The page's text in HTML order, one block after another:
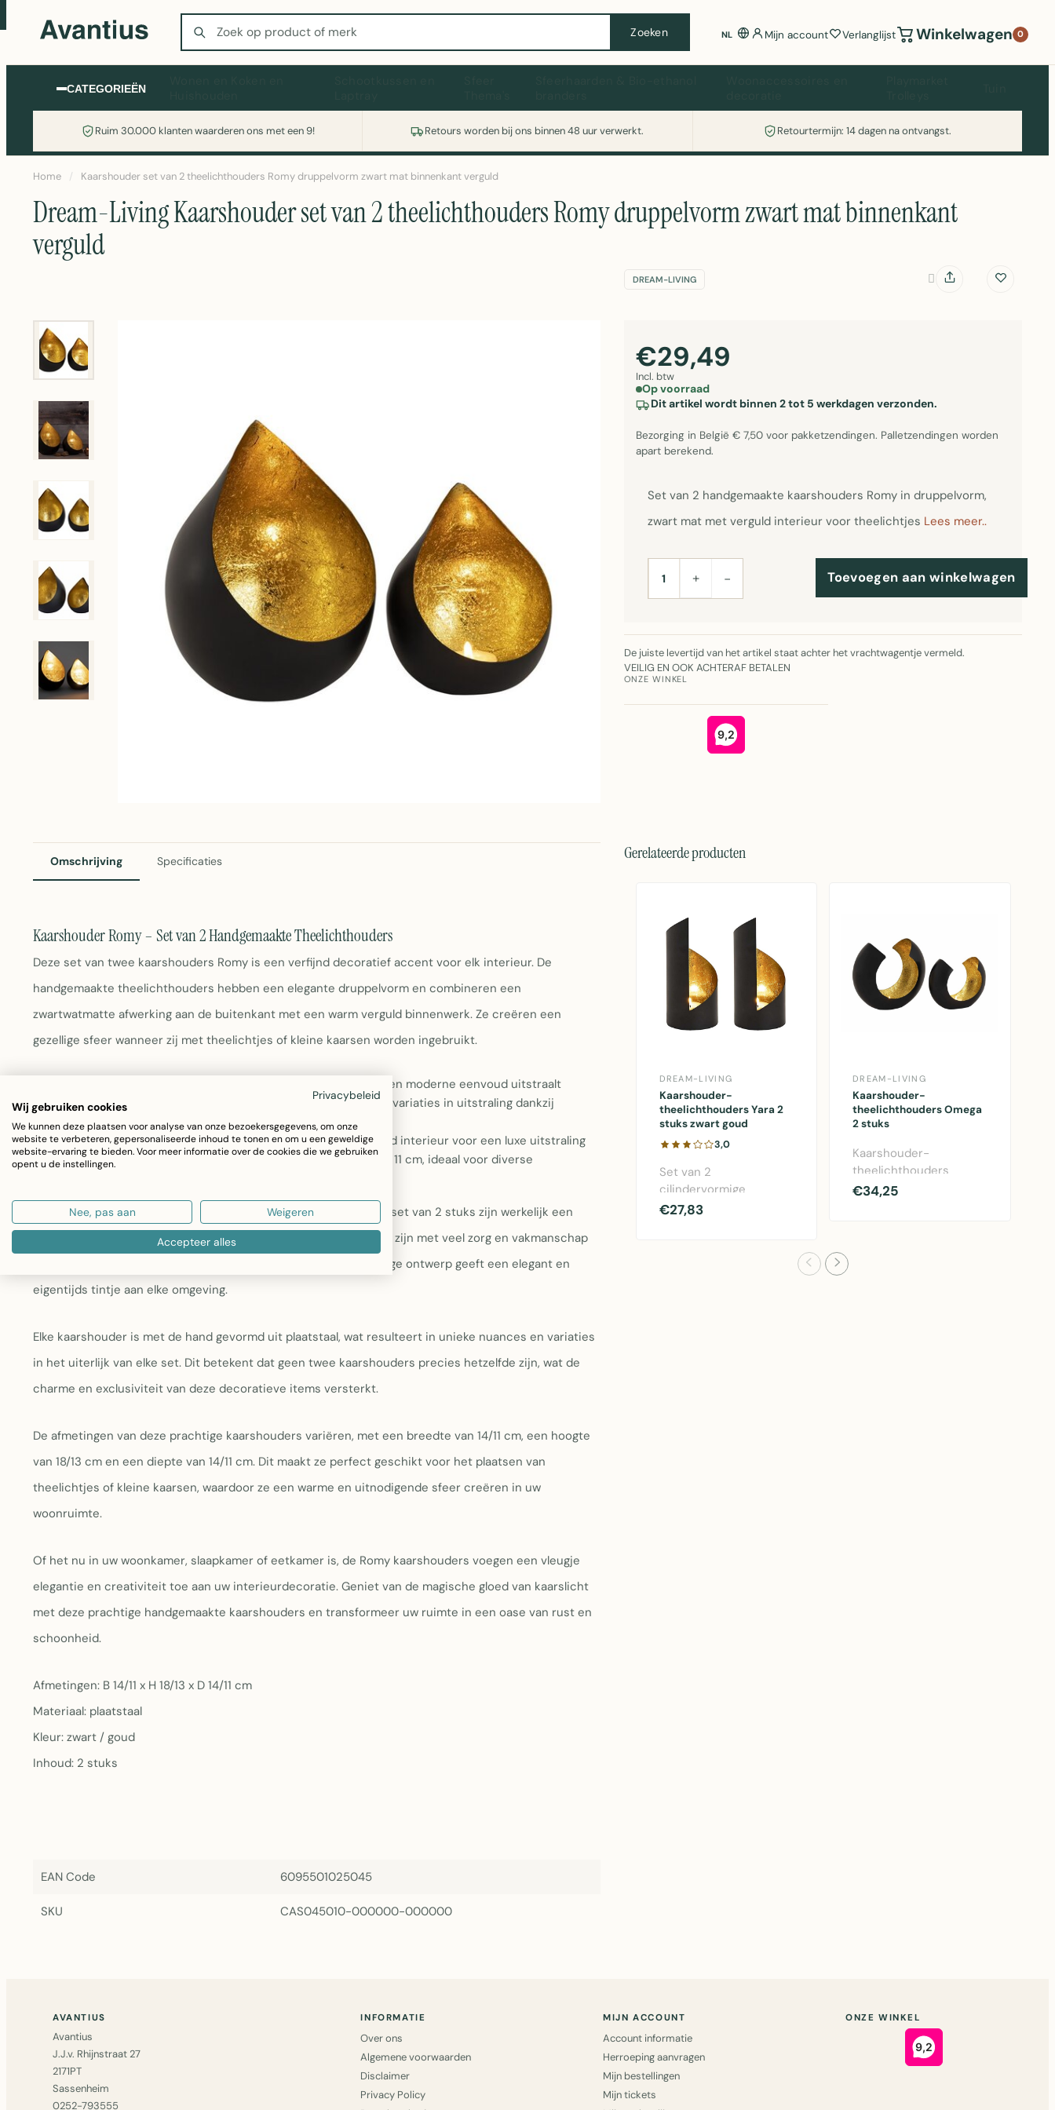
Zoeken
Zoeken NL Mijn account Verlanglijst Winkelwagen 0
CATEGORIEËN
Ruim 30.000 klanten waarderen ons met een 9! Retours worden bij ons binnen 48 uur verwerkt. Retourtermijn: 14 dagen na ontvangst.
Wasmachine of koelkast nodig? Vergelijk alle prijzen op Witgoedaanbod.nl
Home / Kaarshouder set van 2 theelichthouders Romy druppelvorm zwart mat binnenkant verguld
Dream-Living Kaarshouder set van 2 theelichthouders Romy druppelvorm zwart mat binnenkant
verguld
DREAM-LIVING
€29,49
Incl. btw
Op voorraad
Dit artikel wordt binnen 2 tot 5 werkdagen verzonden.
Bezorging in België € 7,50 voor pakketzendingen. Palletzendingen worden
apart berekend.
Set van 2 handgemaakte kaarshouders Romy in druppelvorm,
zwart mat met verguld interieur voor theelichtjes Lees meer..
AANTAL+ − Toevoegen aan winkelwagen
De juiste levertijd van het artikel staat achter het vrachtwagentje vermeld.
VEILIG EN OOK ACHTERAF BETALEN
ONZE WINKEL
Omschrijving Specificaties
Kaarshouder Romy – Set van 2 Handgemaakte Theelichthouders
Deze set van twee kaarshouders Romy is een verfijnd decoratief accent voor elk interieur. De
handgemaakte theelichthouders hebben een elegante druppelvorm en combineren een
zwartwatmatte afwerking aan de buitenkant met een warm verguld binnenwerk. Ze creëren een
gezellige sfeer wanneer zij met theelichtjes of kleine kaarsen worden ingebruikt.
Eigentijds silhouet dat elegantie en moderne eenvoud uitstraalt
Handgemaakte kwaliteit:
Elk stuk is uniek met natuurlijke variaties in uitstraling dankzij
ambachtelijk vakmanschap in plaatstaal
Afwerking:Zwartwatmatte buitenkant met glanzend verguld interieur voor een luxe uitstraling
Afmetingen: Twee maten in set – 14 x 18 x 14 cm en 11 x 13 x 11 cm, ideaal voor diverse
De handgemaakte kaarshouders, theelichthouders van de Romy set van 2 stuks zijn werkelijk een
unieke toevoeging aan elke ruimte. Deze prachtige kaarshouders zijn met veel zorg en vakmanschap
vervaardigd, met oog voor detail en esthetiek. Hun druppelvormige ontwerp geeft een elegant en
eigentijds tintje aan elke omgeving.
Elke kaarshouder is met de hand gevormd uit plaatstaal, wat resulteert in unieke nuances en variaties
in het uiterlijk van elke set. Dit betekent dat geen twee kaarshouders precies hetzelfde zijn, wat de
charme en exclusiviteit van deze decoratieve items versterkt.
De afmetingen van deze prachtige kaarshouders variëren, met een breedte van 14/11 cm, een hoogte
van 18/13 cm en een diepte van 14/11 cm. Dit maakt ze perfect geschikt voor het plaatsen van
theelichtjes of kleine kaarsen, waardoor ze een warme en uitnodigende sfeer creëren in uw
woonruimte.
Of het nu in uw woonkamer, slaapkamer of eetkamer is, de Romy kaarshouders voegen een vleugje
elegantie en creativiteit toe aan uw interieurdecoratie. Geniet van de magische gloed van kaarslicht
met deze prachtige handgemaakte kaarshouders en transformeer uw ruimte in een oase van rust en
schoonheid.
Afmetingen: B 14/11 x H 18/13 x D 14/11 cm
Materiaal: plaatstaal
Kleur: zwart / goud
Inhoud: 2 stuks
EAN Code 6095501025045
SKU CAS045010-000000-000000
Gerelateerde producten
DREAM-LIVING
Kaarshouder-
theelichthouders Yara 2
stuks zwart goud
3,0
Set van 2
cilindervormige
theelichthouders Yara
€27,83
DREAM-LIVING
Kaarshouder-
theelichthouders Omega
2 stuks
Kaarshouder-
theelichthouders
Omega set van 2 stuks,
€34,25
AVANTIUS
Avantius
J.J.v. Rhijnstraat 27
2171PT
Sassenheim
0252-793555
INFORMATIE
Over ons
Algemene voorwaarden
Disclaimer
Privacy Policy
MIJN ACCOUNT
Account informatie
Herroeping aanvragen
Mijn bestellingen
Mijn tickets
ONZE WINKEL
Privacybeleid
Wij gebruiken cookies
We kunnen deze plaatsen voor analyse van onze bezoekersgegevens, om onze
website te verbeteren, gepersonaliseerde inhoud te tonen en om u een geweldige
website-ervaring te bieden. Voor meer informatie over de cookies die we gebruiken
opent u de instellingen.
Nee, pas aan Weigeren
Accepteer alles